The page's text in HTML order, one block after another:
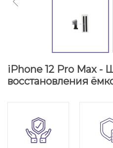
iPhone 12 Pro Max -
восстановления